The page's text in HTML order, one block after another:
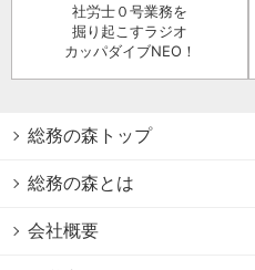
社労士０号業務を
掘り起こすラジオ
カッパダイブNEO！
総務の森トップ
総務の森とは
会社概要